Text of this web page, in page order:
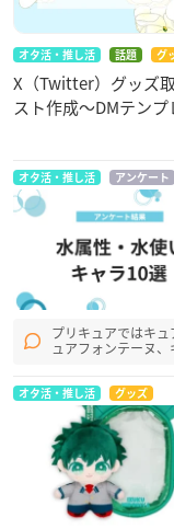
オタ活・推し活 話題 グ
X（Twitter）グッズ
スト作成〜DMテン
オタ活・推し活 アンケート
プリキュアではキ
ュアフォンテーヌ
オタ活・推し活 グッズ